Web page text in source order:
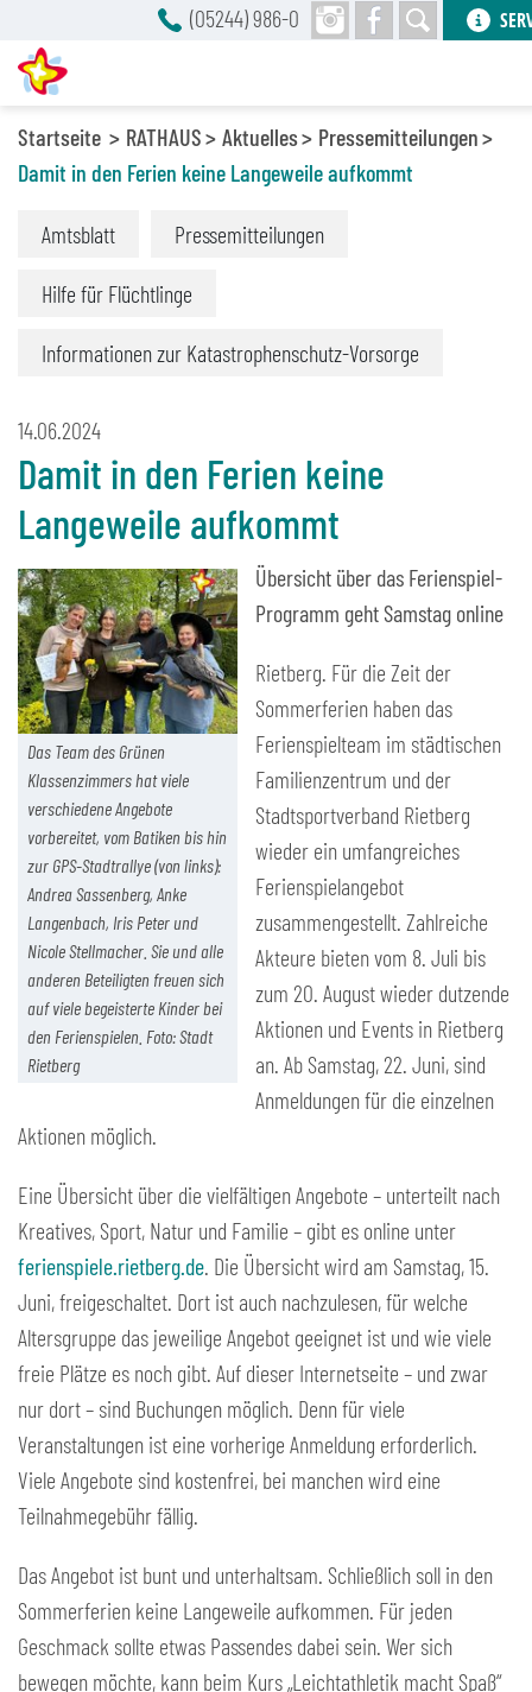
Startseite RATHAUS Aktuelles
Pressemitteilungen
Damit in den Ferien keine Langeweile aufkommt
Amtsblatt Pressemitteilungen
Hilfe für Flüchtlinge
Informationen zur Katastrophenschutz-Vorsorge
14.06.2024
Damit in den Ferien keine
Langeweile aufkommt
Das Team des Grünen
Klassenzimmers hat viele
verschiedene Angebote
vorbereitet, vom Batiken bis hin
zur GPS-Stadtrallye (von links):
Andrea Sassenberg, Anke
Langenbach, Iris Peter und
Nicole Stellmacher. Sie und alle
anderen Beteiligten freuen sich
auf viele begeisterte Kinder bei
den Ferienspielen. Foto: Stadt
Rietberg
Übersicht über das Ferienspiel-
Programm geht Samstag online
Rietberg. Für die Zeit der
Sommerferien haben das
Ferienspielteam im städtischen
Familienzentrum und der
Stadtsportverband Rietberg
wieder ein umfangreiches
Ferienspielangebot
zusammengestellt. Zahlreiche
Akteure bieten vom 8. Juli bis
zum 20. August wieder dutzende
Aktionen und Events in Rietberg
an. Ab Samstag, 22. Juni, sind
Anmeldungen für die einzelnen
Aktionen möglich.
Eine Übersicht über die vielfältigen Angebote – unterteilt nach
Kreatives, Sport, Natur und Familie – gibt es online unter
ferienspiele.rietberg.de. Die Übersicht wird am Samstag, 15.
Juni, freigeschaltet. Dort ist auch nachzulesen, für welche
Altersgruppe das jeweilige Angebot geeignet ist und wie viele
freie Plätze es noch gibt. Auf dieser Internetseite – und zwar
nur dort – sind Buchungen möglich. Denn für viele
Veranstaltungen ist eine vorherige Anmeldung erforderlich.
Viele Angebote sind kostenfrei, bei manchen wird eine
Teilnahmegebühr fällig.
Das Angebot ist bunt und unterhaltsam. Schließlich soll in den
Sommerferien keine Langeweile aufkommen. Für jeden
Geschmack sollte etwas Passendes dabei sein. Wer sich
bewegen möchte, kann beim Kurs „Leichtathletik macht Spaß“
(05244) 986-0